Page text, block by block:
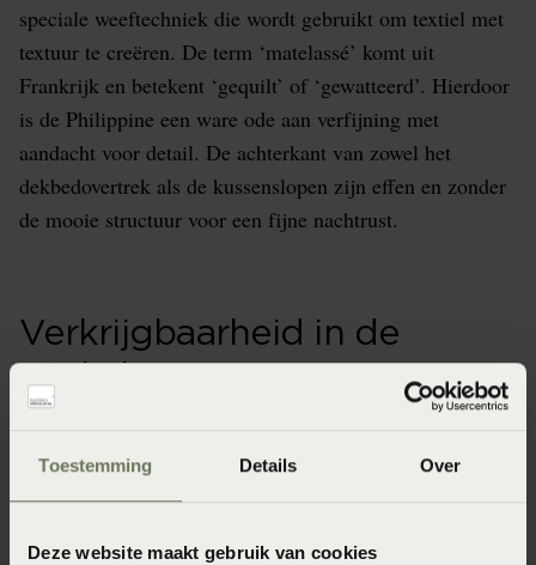
Toestemming Details Over
Deze website maakt gebruik van cookies
speciale weeftechniek die wordt gebruikt om textiel met
textuur te creëren. De term ‘matelassé’ komt uit
Frankrijk en betekent ‘gequilt’ of ‘gewatteerd’. Hierdoor
is de Philippine een ware ode aan verfijning met
aandacht voor detail. De achterkant van zowel het
dekbedovertrek als de kussenslopen zijn effen en zonder
de mooie structuur voor een fijne nachtrust.
Verkrijgbaarheid in de
winkels
de winkel. Wil je het product in de winkel bekijken?
Informeer dan eerst naar de beschikbaarheid.